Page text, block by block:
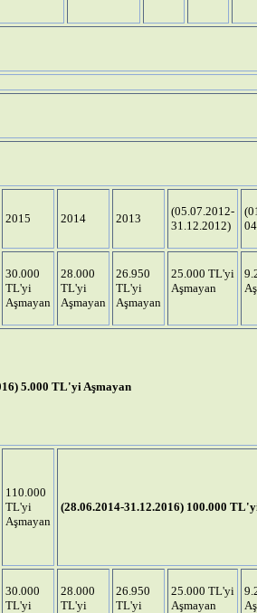
2015 2014 2013
(05.07.2012-
31.12.2012)
30.000
TL'yi
Aşmayan
28.000
TL'yi
Aşmayan
26.950
TL'yi
Aşmayan
25.000 TL'yi
Aşmayan
5.000 TL'yi Aşmayan
110.000
TL'yi
Aşmayan
(28.06.2014-31.12.2016) 100.000
30.000
TL'yi
28.000
TL'yi
26.950
TL'yi
25.000 TL'yi
Aşmayan